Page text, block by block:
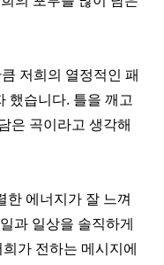
저희의 열정적인 패
했습니다. 틀을 깨고
은 곡이라고 생각해
한 에너지가 잘 느껴
과 일상을 솔직하게
가 전하는 메시지에